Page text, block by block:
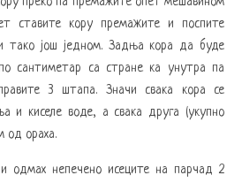
ставите кору премажите и поспите
тако још једном. Задња кора да буде
сантиметар са стране ка унутра па
3 штапа. Значи свака кора се
и киселе воде, а свака друга (укупно
од ораха.
одмах непечено исеците на парчад 2